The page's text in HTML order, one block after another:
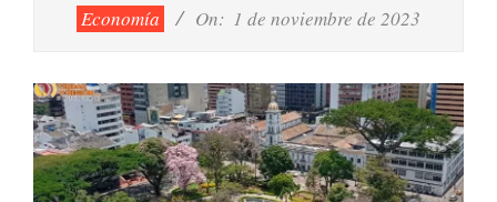
Economía On: 1 de noviembre de 2023